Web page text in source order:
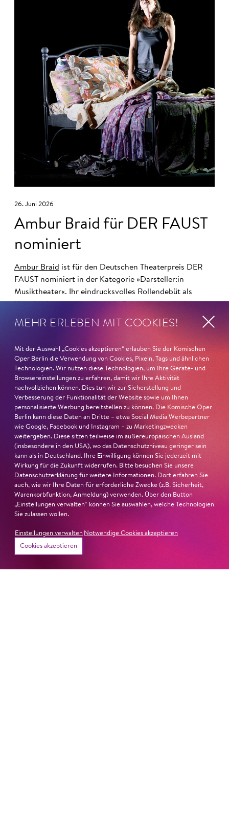
26. Juni 2026
Ambur Braid für DER FAUST
nominiert
Ambur Braid ist für den Deutschen Theaterpreis DER
FAUST nominiert in der Kategorie »Darsteller:in
Musiktheater«. Ihr eindrucksvolles Rollendebüt als
sei jederzeit authentisch, ziehe das
Publikum in ihren Bann, fordere zum Miterleben und
zurück, lobt die Jury Ambur Braids stimmliche Wucht
und ihre starke Bühnenpräsenz:
»In dem überwältigenden Farbenreichtum ihres Spiels
sind Auflehnung und Verletzlichkeit ebenso nachfühlbar
wie die verzweifelte Einsamkeit ihrer Figur.«Jury-
Begründung
MEHR ERLEBEN MIT COOKIES!
Mit der Auswahl „Cookies akzeptieren“ erlauben Sie der Komischen
Oper Berlin die Verwendung von Cookies, Pixeln, Tags und ähnlichen
Technologien. Wir nutzen diese Technologien, um Ihre Geräte- und
Browsereinstellungen zu erfahren, damit wir Ihre Aktivität
nachvollziehen können. Dies tun wir zur Sicherstellung und
Verbesserung der Funktionalität der Website sowie um Ihnen
personalisierte Werbung bereitstellen zu können. Die Komische Oper
Berlin kann diese Daten an Dritte – etwa Social Media Werbepartner
wie Google, Facebook und Instagram – zu Marketingzwecken
weitergeben. Diese sitzen teilweise im außereuropäischen Ausland
(insbesondere in den USA), wo das Datenschutzniveau geringer sein
kann als in Deutschland. Ihre Einwilligung können Sie jederzeit mit
Wirkung für die Zukunft widerrufen. Bitte besuchen Sie unsere
Datenschutzerklärung für weitere Informationen. Dort erfahren Sie
auch, wie wir Ihre Daten für erforderliche Zwecke (z.B. Sicherheit,
Warenkorbfunktion, Anmeldung) verwenden. Über den Button
„Einstellungen verwalten“ können Sie auswählen, welche Technologien
Sie zulassen wollen.
Einstellungen verwalten Notwendige Cookies akzeptieren
Cookies akzeptieren